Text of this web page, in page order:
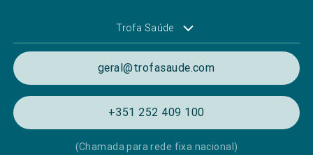
Trofa Saúde
geral@trofasaude.com
+351 252 409 100
(Chamada para rede fixa nacional)